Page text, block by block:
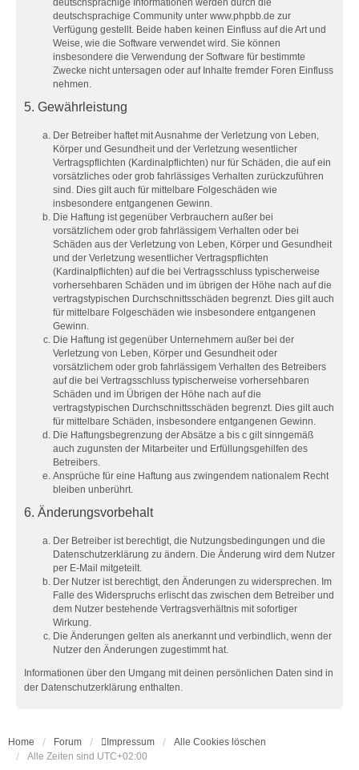
deutschsprachige Informationen werden durch die
deutschsprachige Community unter www.phpbb.de zur
Verfügung gestellt. Beide haben keinen Einfluss auf die Art und
Weise, wie die Software verwendet wird. Sie können
insbesondere die Verwendung der Software für bestimmte
Zwecke nicht untersagen oder auf Inhalte fremder Foren Einfluss
nehmen.
5. Gewährleistung
Der Betreiber haftet mit Ausnahme der Verletzung von Leben,
Körper und Gesundheit und der Verletzung wesentlicher
Vertragspflichten (Kardinalpflichten) nur für Schäden, die auf ein
vorsätzliches oder grob fahrlässiges Verhalten zurückzuführen
sind. Dies gilt auch für mittelbare Folgeschäden wie
insbesondere entgangenen Gewinn.
Die Haftung ist gegenüber Verbrauchern außer bei
vorsätzlichem oder grob fahrlässigem Verhalten oder bei
Schäden aus der Verletzung von Leben, Körper und Gesundheit
und der Verletzung wesentlicher Vertragspflichten
(Kardinalpflichten) auf die bei Vertragsschluss typischerweise
vorhersehbaren Schäden und im übrigen der Höhe nach auf die
vertragstypischen Durchschnittsschäden begrenzt. Dies gilt auch
für mittelbare Folgeschäden wie insbesondere entgangenen
Gewinn.
Die Haftung ist gegenüber Unternehmern außer bei der
Verletzung von Leben, Körper und Gesundheit oder
vorsätzlichem oder grob fahrlässigem Verhalten des Betreibers
auf die bei Vertragsschluss typischerweise vorhersehbaren
Schäden und im Übrigen der Höhe nach auf die
vertragstypischen Durchschnittsschäden begrenzt. Dies gilt auch
für mittelbare Schäden, insbesondere entgangenen Gewinn.
Die Haftungsbegrenzung der Absätze a bis c gilt sinngemäß
auch zugunsten der Mitarbeiter und Erfüllungsgehilfen des
Betreibers.
Ansprüche für eine Haftung aus zwingendem nationalem Recht
bleiben unberührt.
6. Änderungsvorbehalt
Der Betreiber ist berechtigt, die Nutzungsbedingungen und die
Datenschutzerklärung zu ändern. Die Änderung wird dem Nutzer
per E-Mail mitgeteilt.
Der Nutzer ist berechtigt, den Änderungen zu widersprechen. Im
Falle des Widerspruchs erlischt das zwischen dem Betreiber und
dem Nutzer bestehende Vertragsverhältnis mit sofortiger
Wirkung.
Die Änderungen gelten als anerkannt und verbindlich, wenn der
Nutzer den Änderungen zugestimmt hat.
Informationen über den Umgang mit deinen persönlichen Daten sind in
der Datenschutzerklärung enthalten.
Home Forum Impressum
Alle Cookies löschen
Alle Zeiten sind UTC+02:00